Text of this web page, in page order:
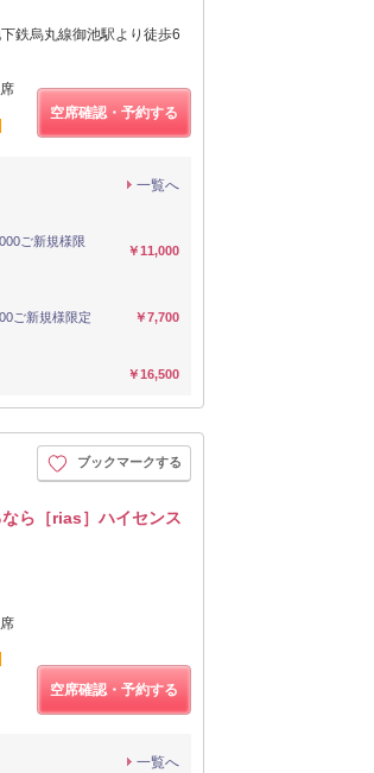
鉄烏丸線御池駅より徒歩6
空席確認・予約する
一覧へ
ご新規様限
￥11,000
ご新規様限定 ￥7,700
￥16,500
ブックマークする
ら［rias］ハイセンス
空席確認・予約する
一覧へ